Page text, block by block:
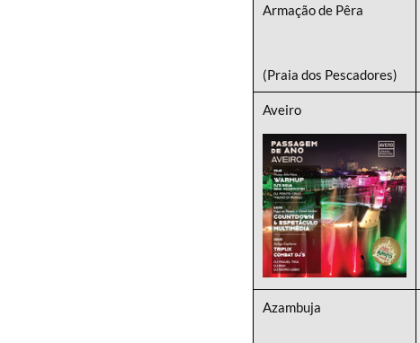
Armação de Pêra
(Praia dos Pescadores)
Aveiro
Azambuja